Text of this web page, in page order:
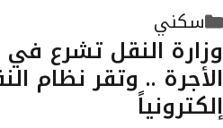
التصنيفات
سكني
وزارة النقل تشرع
الأجرة .. وتقر نظام
إلكترونياً